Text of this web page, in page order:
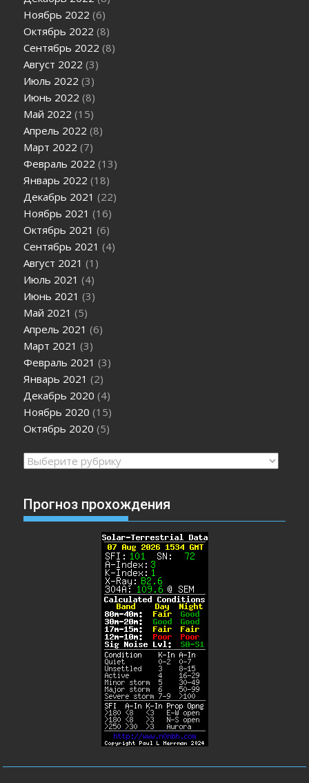
Ноябрь 2022 (6)
Октябрь 2022 (8)
Сентябрь 2022 (8)
Август 2022 (3)
Июль 2022 (3)
Июнь 2022 (8)
Май 2022 (15)
Апрель 2022 (8)
Март 2022 (7)
Февраль 2022 (13)
Январь 2022 (18)
Декабрь 2021 (22)
Ноябрь 2021 (16)
Октябрь 2021 (6)
Сентябрь 2021 (4)
Август 2021 (1)
Июль 2021 (4)
Июнь 2021 (3)
Май 2021 (5)
Апрель 2021 (6)
Март 2021 (3)
Февраль 2021 (3)
Январь 2021 (2)
Декабрь 2020 (4)
Ноябрь 2020 (15)
Октябрь 2020 (5)
Рубрики
Прогноз прохождения